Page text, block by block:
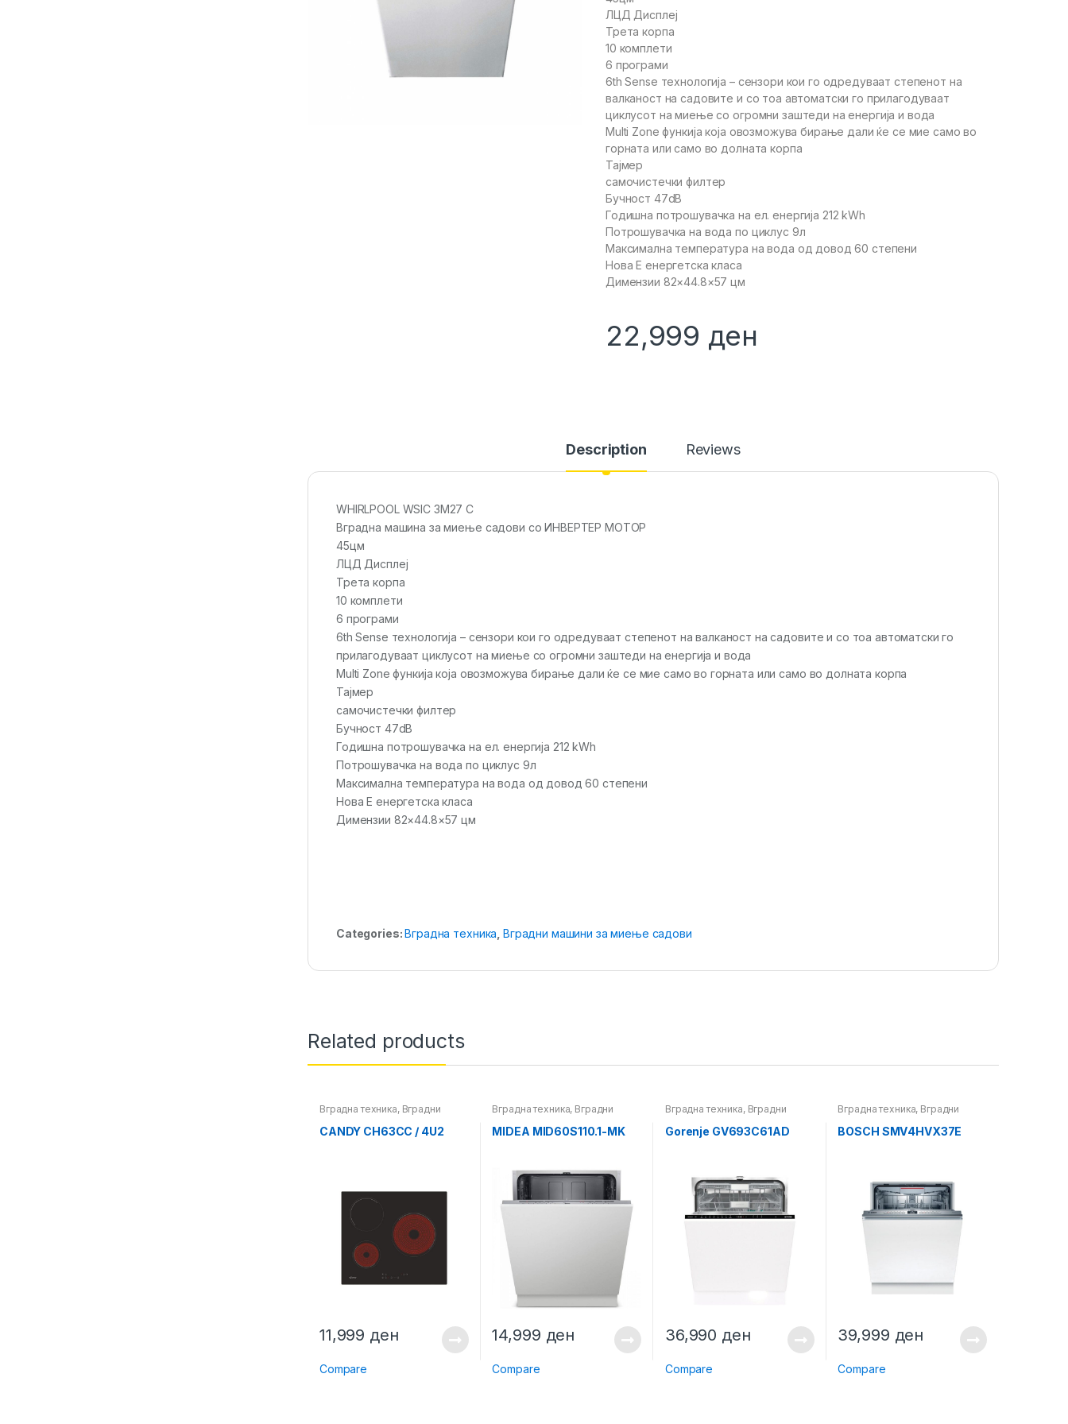
ЛЦД Дисплеј
Трета корпа
10 комплети
6 програми
6th Sense технологија – сензори кои го одредуваат степенот на
валканост на садовите и со тоа автоматски го прилагодуваат
циклусот на миење со огромни заштеди на енергија и вода
Multi Zone функија која овозможува бирање дали ќе се мие само во
горната или само во долната корпа
Тајмер
самочистечки филтер
Бучност 47dB
Годишна потрошувачка на ел. енергија 212 kWh
Потрошувачка на вода по циклус 9л
Максимална температура на вода од довод 60 степени
Нова Е енергетска класа
Димензии 82×44.8×57 цм
22,999 ден
Description Reviews
WHIRLPOOL WSIC 3M27 C
Вградна машина за миење садови со ИНВЕРТЕР МОТОР
45цм
ЛЦД Дисплеј
Трета корпа
10 комплети
6 програми
6th Sense технологија – сензори кои го одредуваат степенот на валканост на садовите и со тоа автоматски го
прилагодуваат циклусот на миење со огромни заштеди на енергија и вода
Multi Zone функија која овозможува бирање дали ќе се мие само во горната или само во долната корпа
Тајмер
самочистечки филтер
Бучност 47dB
Годишна потрошувачка на ел. енергија 212 kWh
Потрошувачка на вода по циклус 9л
Максимална температура на вода од довод 60 степени
Нова Е енергетска класа
Димензии 82×44.8×57 цм
Categories: Вградна техника, Вградни машини за миење садови
Related products
Вградна техника, Вградни
плотни
CANDY CH63CC / 4U2
11,999 ден
Compare
Вградна техника, Вградни
машини за миење садови
MIDEA MID60S110.1-MK
14,999 ден
Compare
Вградна техника, Вградни
машини за миење садови
Gorenje GV693C61AD
36,990 ден
Compare
Вградна техника, Вградни
машини за миење садови
BOSCH SMV4HVX37E
39,999 ден
Compare